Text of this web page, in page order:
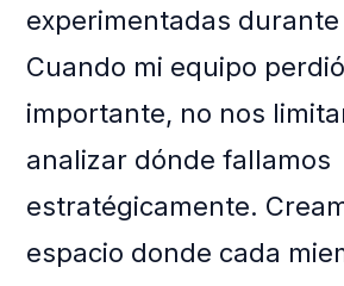
experimentadas
Cuando mi equipo
importante, no nos
analizar dónde fallamos
estratégicamente.
espacio donde cada